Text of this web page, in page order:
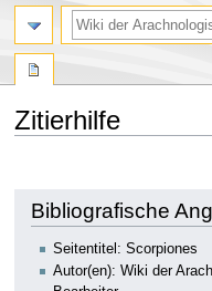
Zitierhilfe
springen
springen
Bibliografische
Seitentitel: Scorpiones
Autor(en): Wiki der